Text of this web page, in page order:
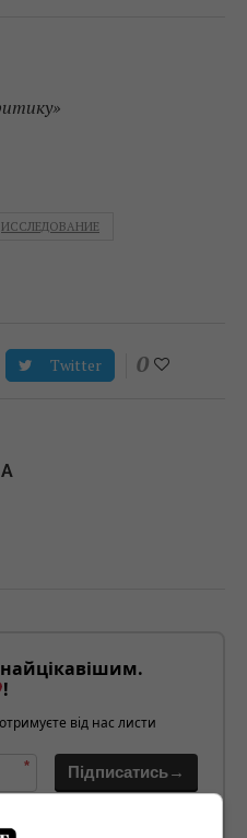
ИССЛЕДОВАНИЕ
Twitter 0
!
від нас листи
* Підписатись→